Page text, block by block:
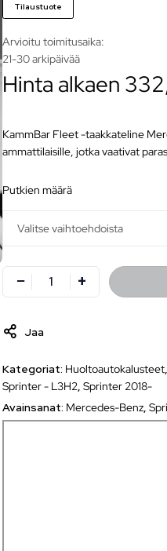
Tilaustuote
Arvioitu toimitusaika:
21-30 arkipäivää
Hinta alkaen
KammBar Fleet -taakkateline
ammattilaisille, jotka vaativat
putkien määrä
Jaa
Kategoriat: Huoltoautokalusteet
Sprinter - L3H2 ,Sprinter 2018-
Avainsanat: Mercedes-Benz ,